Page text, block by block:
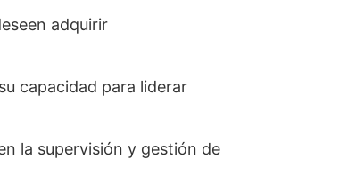
adquirir
capacidad para liderar
la supervisión y gestión de